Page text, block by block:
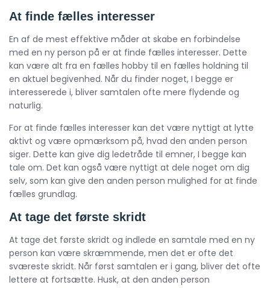
At finde fælles interesser
En af de mest effektive måder at skabe en forbindelse
med en ny person på er at finde fælles interesser. Dette
kan være alt fra en fælles hobby til en fælles holdning til
en aktuel begivenhed. Når du finder noget, I begge er
interesserede i, bliver samtalen ofte mere flydende og
naturlig.
For at finde fælles interesser kan det være nyttigt at lytte
aktivt og være opmærksom på, hvad den anden person
siger. Dette kan give dig ledetråde til emner, I begge kan
tale om. Det kan også være nyttigt at dele noget om dig
selv, som kan give den anden person mulighed for at finde
fælles grundlag.
At tage det første skridt
At tage det første skridt og indlede en samtale med en ny
person kan være skræmmende, men det er ofte det
sværeste skridt. Når først samtalen er i gang, bliver det ofte
lettere at fortsætte. Husk, at den anden person